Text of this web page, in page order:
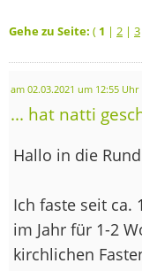
Gehe zu Seite: ( 1 | 2 | 3
am 02.03.2021 um 12:55 Uhr
... hat natti
Hallo in die
Ich faste seit ca.
im Jahr für 1-2
kirchlichen